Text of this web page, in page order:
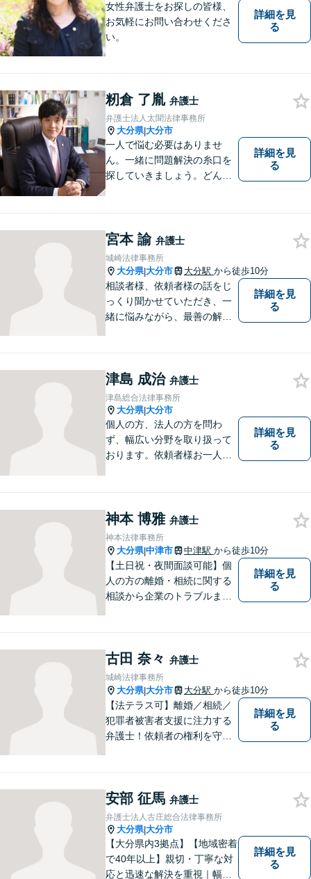
女性弁護士をお探しの皆様、
お気軽にお問い合わせくださ
い。
詳細を見
る
籾倉 了胤 弁護士
弁護士法人太聞法律事務所
大分県|大分市
一人で悩む必要はありませ
ん。一緒に問題解決の糸口を
探していきましょう。どんな
遺産分割、介護などの高齢社
会問題に注力しております。
詳細を見
る
宮本 諭 弁護士
城崎法律事務所
大分県|大分市 大分駅 から徒歩10分
相談者様、依頼者様の話をじ
っくり聞かせていただき、一
緒に悩みながら、最善の解決
詳細を見
る
津島 成治 弁護士
津島総合法律事務所
大分県|大分市
個人の方、法人の方を問わ
ず、幅広い分野を取り扱って
おります。依頼者様お一人お
題でお困りの方はぜひご相談
ください。
詳細を見
る
神本 博雅 弁護士
神本法律事務所
大分県|中津市 中津駅 から徒歩10分
【土日祝・夜間面談可能】個
人の方の離婚・相続に関する
相談から企業のトラブルまで
詳細を見
る
古田 奈々 弁護士
城崎法律事務所
大分県|大分市 大分駅 から徒歩10分
【法テラス可】離婚／相続／
犯罪者被害者支援に注力する
弁護士！依頼者の権利を守
詳細を見
る
安部 征馬 弁護士
弁護士法人古庄総合法律事務所
大分県|大分市
【大分県内3拠点】【地域密着
で40年以上】親切・丁寧な対
応と迅速な解決を重視｜幅広
詳細を見
る